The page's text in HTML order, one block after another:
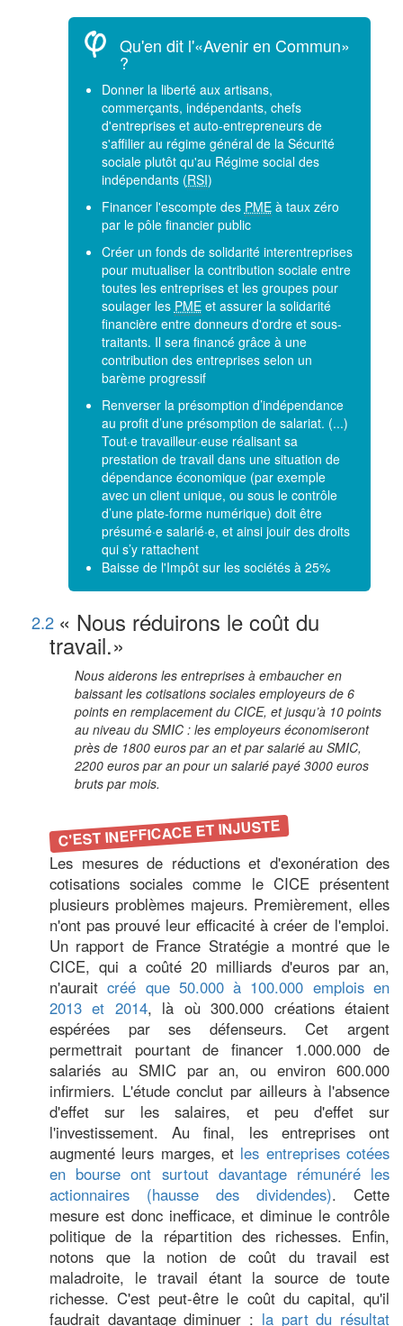
Qu'en dit l'«Avenir en Commun»
?
Donner la liberté aux artisans,
commerçants, indépendants, chefs
d'entreprises et auto-entrepreneurs de
s'affilier au régime général de la Sécurité
sociale plutôt qu'au Régime social des
indépendants (RSI)
Financer l'escompte des PMEà taux zéro
par le pôle financier public
Créer un fonds de solidarité interentreprises
pour mutualiser la contribution sociale entre
toutes les entreprises et les groupes pour
soulager les PMEet assurer la solidarité
financière entre donneurs d'ordre et sous-
traitants. Il sera financé grâce à une
contribution des entreprises selon un
barème progressif
Renverser la présomption d’indépendance
au profit d’une présomption de salariat. (...)
Tout·e travailleur·euse réalisant sa
prestation de travail dans une situation de
dépendance économique (par exemple
avec un client unique, ou sous le contrôle
d’une plate-forme numérique) doit être
présumé·e salarié·e, et ainsi jouir des droits
qui s’y rattachent
Baisse de l'Impôt sur les sociétés à 25%
2.2 « Nous réduirons le coût du
travail.»
Nous aiderons les entreprises à embaucher en
baissant les cotisations sociales employeurs de 6
points en remplacement du CICE, et jusqu’à 10 points
au niveau du SMIC : les employeurs économiseront
près de 1800 euros par an et par salarié au SMIC,
2200 euros par an pour un salarié payé 3000 euros
bruts par mois.
C'EST INEFFICACE ET INJUSTE
Les mesures de réductions et d'exonération des
cotisations sociales comme le CICE présentent
plusieurs problèmes majeurs. Premièrement, elles
n'ont pas prouvé leur efficacité à créer de l'emploi.
Un rapport de France Stratégie a montré que le
CICE, qui a coûté 20 milliards d'euros par an,
n'auraitcréé que 50.000 à 100.000 emplois en
2013 et 2014, là où 300.000 créations étaient
espérées par ses défenseurs. Cet argent
permettrait pourtant de financer 1.000.000 de
salariés au SMIC par an, ou environ 600.000
infirmiers. L'étude conclut par ailleurs à l'absence
d'effet sur les salaires, et peu d'effet sur
l'investissement. Au final, les entreprises ont
augmenté leurs marges, et les entreprises cotées
en bourse ont surtout davantage rémunéré les
actionnaires (hausse des dividendes). Cette
mesure est donc inefficace, et diminue le contrôle
politique de la répartition des richesses. Enfin,
notons que la notion de coût du travail est
maladroite, le travail étant la source de toute
richesse. C'est peut-être le coût du capital, qu'il
faudrait davantage diminuer : la part du résultat